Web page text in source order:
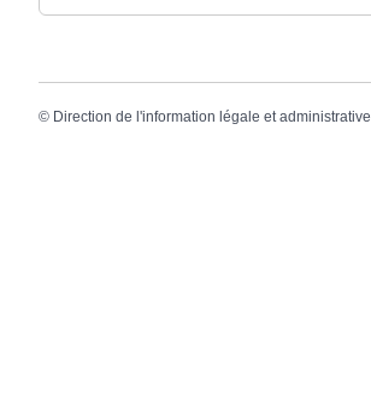
© Direction de l'information légale et administrative